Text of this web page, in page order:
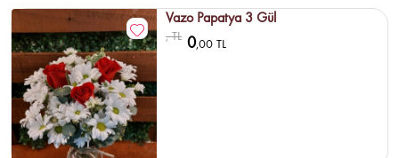
Vazo Papatya 3 Gül
, TL 0,00 TL